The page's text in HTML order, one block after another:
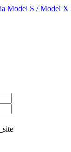
Model S / Model